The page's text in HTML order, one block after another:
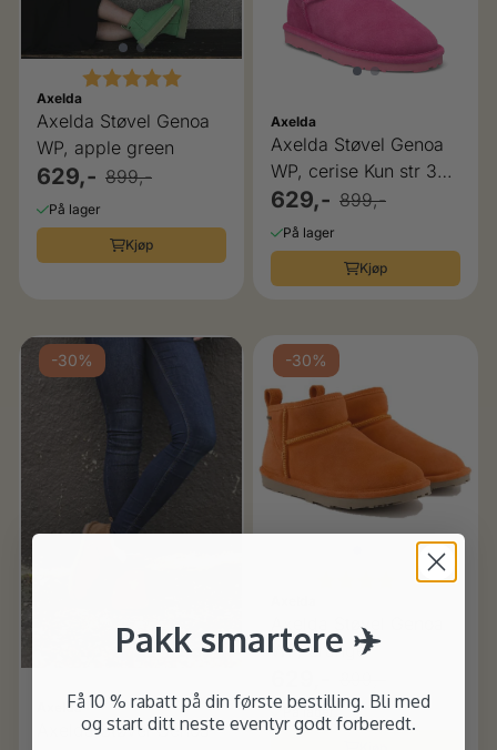
Karakter: 5.0 av 5 mulige
Axelda
Axelda Støvel Genoa
WP, apple green
629,- 899,-
På lager
Kjøp
Axelda
Axelda Støvel Genoa
WP, cerise Kun str 39
igjen
629,- 899,-
På lager
Kjøp
-30%
Axelda
Axelda Støvel Genoa
-30%
4.0 av 5
Axelda Støvel Genoa
WP, orange
På lager
Pakk smartere ✈️
Få 10 % rabatt på din første bestilling. Bli med
og start ditt neste eventyr godt forberedt.